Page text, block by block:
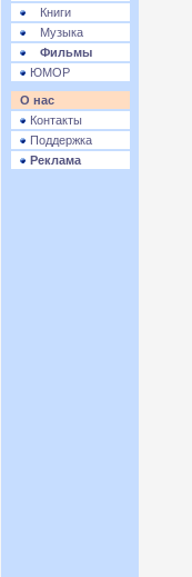
Книги
Музыка
Фильмы
ЮМОР
О нас
Контакты
Поддержка
Реклама